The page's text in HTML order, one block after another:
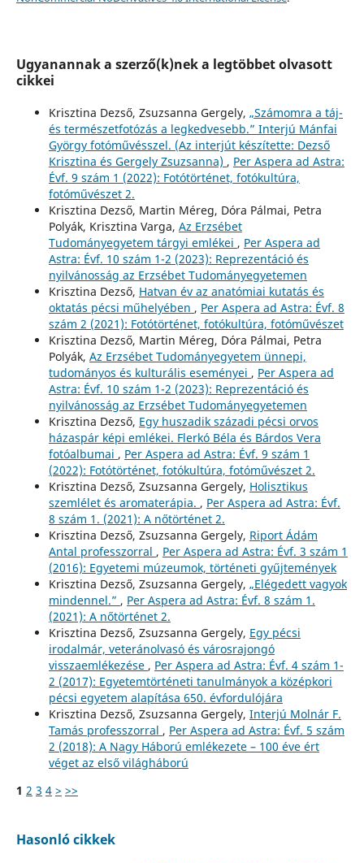
Ugyanannak a szerző(k)nek a legtöbbet olvasott
cikkei
Krisztina Dezső, Zsuzsanna Gergely, „Számomra a táj-
és természetfotózás a legkedvesebb.” Interjú Mánfai
György fotóművésszel. (Az interjút készítette: Dezső
Krisztina és Gergely Zsuzsanna) , Per Aspera ad Astra:
Évf. 9 szám 1 (2022): Fotótörténet, fotókultúra,
fotóművészet 2.
Krisztina Dezső, Martin Méreg, Dóra Pálmai, Petra
Polyák, Krisztina Varga, Az Erzsébet
Tudományegyetem tárgyi emlékei , Per Aspera ad
Astra: Évf. 10 szám 1-2 (2023): Reprezentáció és
nyilvánosság az Erzsébet Tudományegyetemen
Krisztina Dezső, Hatvan év az anatómiai kutatás és
oktatás pécsi műhelyében , Per Aspera ad Astra: Évf. 8
szám 2 (2021): Fotótörténet, fotókultúra, fotóművészet
Krisztina Dezső, Martin Méreg, Dóra Pálmai, Petra
Polyák, Az Erzsébet Tudományegyetem ünnepi,
tudományos és kulturális eseményei , Per Aspera ad
Astra: Évf. 10 szám 1-2 (2023): Reprezentáció és
nyilvánosság az Erzsébet Tudományegyetemen
Krisztina Dezső, Egy huszadik századi pécsi orvos
házaspár képi emlékei. Flerkó Béla és Bárdos Vera
fotóalbumai , Per Aspera ad Astra: Évf. 9 szám 1
(2022): Fotótörténet, fotókultúra, fotóművészet 2.
Krisztina Dezső, Zsuzsanna Gergely, Holisztikus
szemlélet és aromaterápia. , Per Aspera ad Astra: Évf.
8 szám 1. (2021): A nőtörténet 2.
Krisztina Dezső, Zsuzsanna Gergely, Riport Ádám
Antal professzorral , Per Aspera ad Astra: Évf. 3 szám 1
(2016): Egyetemi múzeumok, történeti gyűjtemények
Krisztina Dezső, Zsuzsanna Gergely, „Elégedett vagyok
mindennel.” , Per Aspera ad Astra: Évf. 8 szám 1.
(2021): A nőtörténet 2.
Krisztina Dezső, Zsuzsanna Gergely, Egy pécsi
irodalmár, veteránolvasó és városrajongó
visszaemlékezése , Per Aspera ad Astra: Évf. 4 szám 1-
2 (2017): Egyetemtörténeti tanulmányok a középkori
pécsi egyetem alapítása 650. évfordulójára
Krisztina Dezső, Zsuzsanna Gergely, Interjú Molnár F.
Tamás professzorral , Per Aspera ad Astra: Évf. 5 szám
2 (2018): A Nagy Háború emlékezete – 100 éve ért
véget az első világháború
1 2 3 4 > >>
Hasonló cikkek